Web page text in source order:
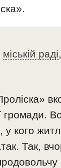
міській раді
громади.
у кого
Так,